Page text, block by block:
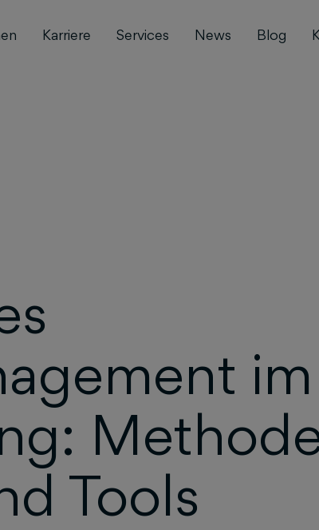
Karriere Services News Blog
im
Tools